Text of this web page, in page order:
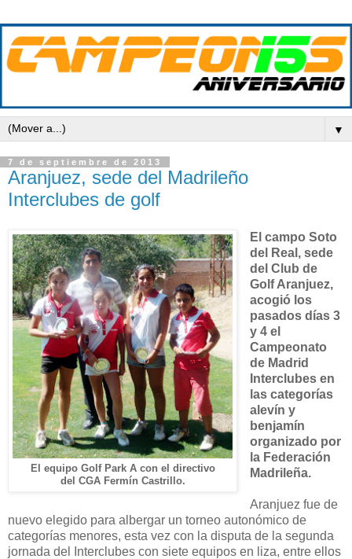
▼
7 de septiembre de 2013
Aranjuez, sede del Madrileño
Interclubes de golf
El equipo Golf Park A con el directivo
del CGA Fermín Castrillo.
El campo Soto
del Real, sede
del Club de
Golf Aranjuez,
acogió los
pasados días 3
y 4 el
Campeonato
de Madrid
Interclubes en
las categorías
alevín y
benjamín
organizado por
la Federación
Madrileña.
Aranjuez fue de
nuevo elegido para albergar un torneo autonómico de
categorías menores, esta vez con la disputa de la segunda
jornada del Interclubes con siete equipos en liza, entre ellos